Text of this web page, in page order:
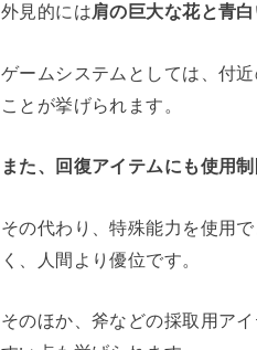
外見的には肩の巨大な花と青
ゲームシステムとしては、付
ことが挙げられます。
また、回復アイテムにも使用
その代わり、特殊能力を使用
く、人間より優位です。
そのほか、斧などの採取用ア